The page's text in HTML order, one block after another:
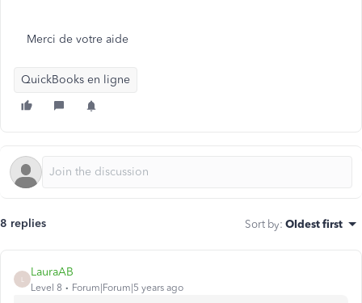
Merci de votre aide
QuickBooks en ligne
8 replies Sort by: Oldest first
LauraAB
Level 8 Forum|Forum|5 years ago